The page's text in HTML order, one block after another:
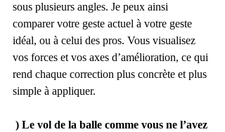
sous plusieurs angles. Je peux ainsi
comparer votre geste actuel à votre geste
idéal, ou à celui des pros. Vous visualisez
vos forces et vos axes d’amélioration, ce qui
rend chaque correction plus concrète et plus
simple à appliquer.
) Le vol de la balle comme vous ne l’avez